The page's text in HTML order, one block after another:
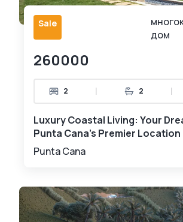
Sale
дом
260000
2 | 2 |
Luxury Coastal Living: Your
Punta Cana's Premier Location
Punta Cana